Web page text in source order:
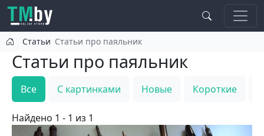
Перейти к основному содержанию
Статьи Статьи про паяльник
Статьи про паяльник
Все С картинками Новые Короткие
Найдено 1 - 1 из 1